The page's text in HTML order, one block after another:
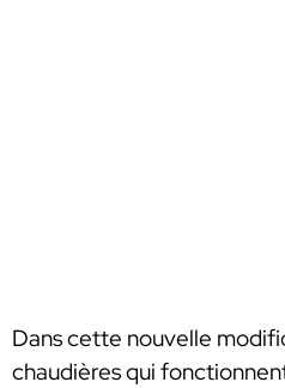
Dans cette nouvelle
chaudières qui